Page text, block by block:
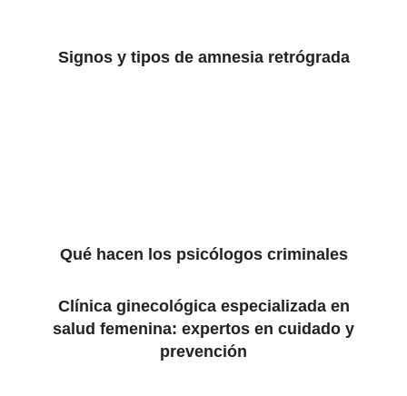
Signos y tipos de amnesia retrógrada
Qué hacen los psicólogos criminales
Clínica ginecológica especializada en
salud femenina: expertos en cuidado y
prevención